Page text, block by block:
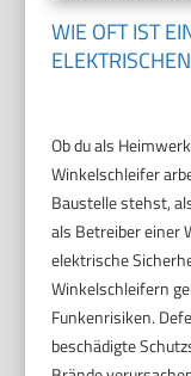
WIE OFT IST
Ob du als
Winkelschleifer
Baustelle stehst,
als Betreiber einer
elektrische
Winkelschleifern
Funkenrisiken.
beschädigte